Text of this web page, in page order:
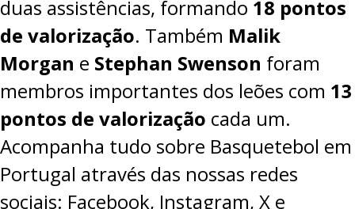
duas assistências, formando 18 pontos
de valorização. Também Malik
Morgan e Stephan Swenson foram
membros importantes dos leões com 13
pontos de valorização cada um.
Acompanha tudo sobre Basquetebol em
Portugal através das nossas redes
sociais: Facebook, Instagram, X e